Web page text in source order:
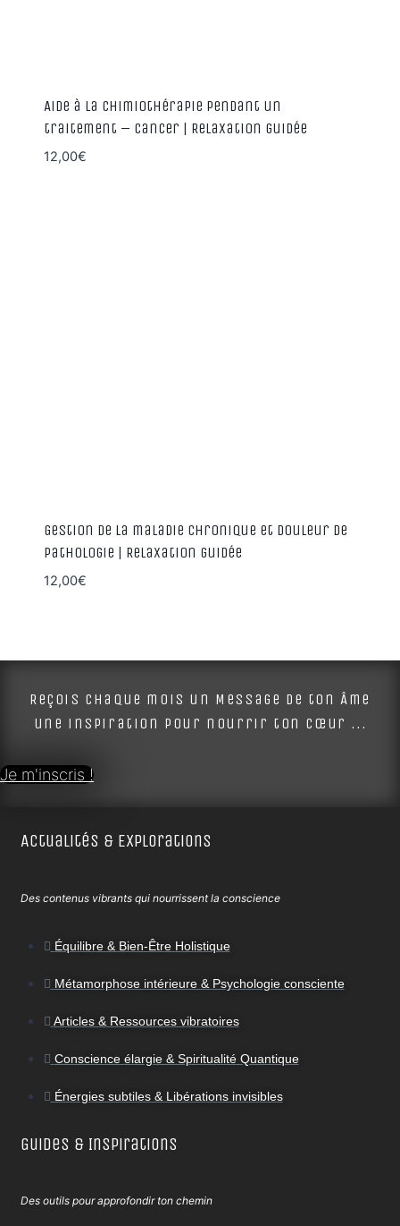
Aide à la chimiothérapie pendant un
traitement – cancer | Relaxation guidée
12,00€
Gestion de la maladie chronique et douleur de
pathologie | Relaxation guidée
12,00€
Reçois chaque mois un Message de ton Âme
une inspiration pour nourrir ton cœur ...
Je m'inscris !
Actualités & Explorations
Des contenus vibrants qui nourrissent la conscience
Équilibre & Bien-Être Holistique
Métamorphose intérieure & Psychologie consciente
Articles & Ressources vibratoires
Conscience élargie & Spiritualité Quantique
Énergies subtiles & Libérations invisibles
Guides & Inspirations
Des outils pour approfondir ton chemin